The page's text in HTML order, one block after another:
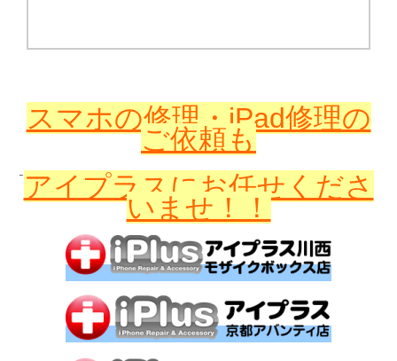
スマホの修理・iPad修理の
ご依頼も
アイプラスに お任せくださ
いませ！！